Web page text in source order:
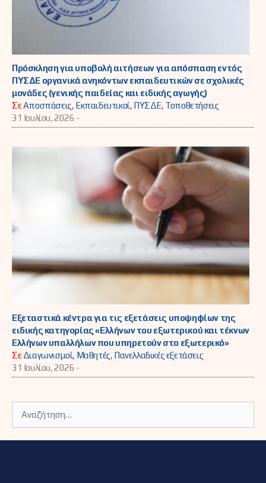
Πρόσκληση για υποβολή αιτήσεων για απόσπαση εντός
ΠΥΣΔΕ οργανικά ανηκόντων εκπαιδευτικών σε σχολικές
μονάδες (γενικής παιδείας και ειδικής αγωγής)
ΣεΑποσπάσεις, Εκπαιδευτικοί, ΠΥΣΔΕ, Τοποθετήσεις
31 Ιουλίου, 2026 -
Εξεταστικά κέντρα για τις εξετάσεις υποψηφίων της
ειδικής κατηγορίας «Ελλήνων του εξωτερικού και τέκνων
Ελλήνων υπαλλήλων που υπηρετούν στο εξωτερικό»
ΣεΔιαγωνισμοί, Μαθητές, Πανελλαδικές εξετάσεις
31 Ιουλίου, 2026 -
για: